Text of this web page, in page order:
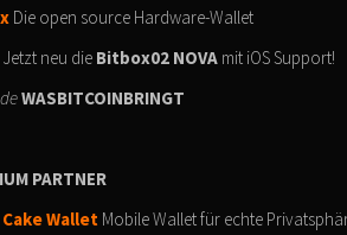
Die open source Hardware-Wallet
Jetzt neu die Bitbox02 NOVA mit iOS Support!
WASBITCOINBRINGT
PARTNER
Cake Wallet Mobile Wallet für echte